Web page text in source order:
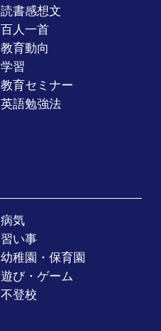
読書感想文
百人一首
教育動向
学習
教育セミナー
英語勉強法
病気
習い事
幼稚園・保育園
遊び・ゲーム
不登校